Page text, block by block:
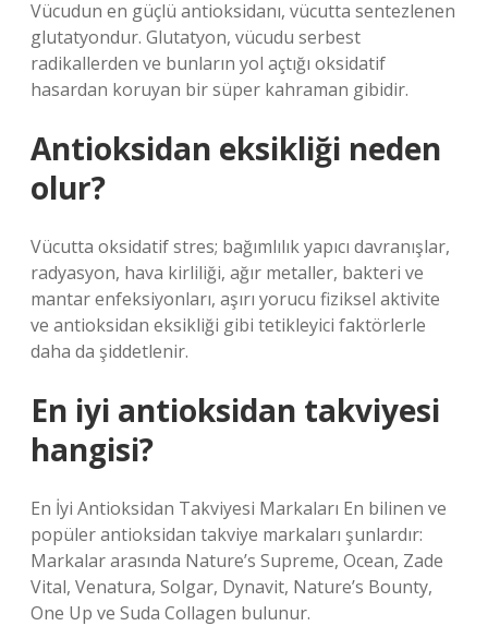
Vücudun en güçlü antioksidanı, vücutta sentezlenen
glutatyondur. Glutatyon, vücudu serbest
radikallerden ve bunların yol açtığı oksidatif
hasardan koruyan bir süper kahraman gibidir.
Antioksidan eksikliği neden
olur?
Vücutta oksidatif stres; bağımlılık yapıcı davranışlar,
radyasyon, hava kirliliği, ağır metaller, bakteri ve
mantar enfeksiyonları, aşırı yorucu fiziksel aktivite
ve antioksidan eksikliği gibi tetikleyici faktörlerle
daha da şiddetlenir.
En iyi antioksidan takviyesi
hangisi?
En İyi Antioksidan Takviyesi Markaları En bilinen ve
popüler antioksidan takviye markaları şunlardır:
Markalar arasında Nature’s Supreme, Ocean, Zade
Vital, Venatura, Solgar, Dynavit, Nature’s Bounty,
One Up ve Suda Collagen bulunur.